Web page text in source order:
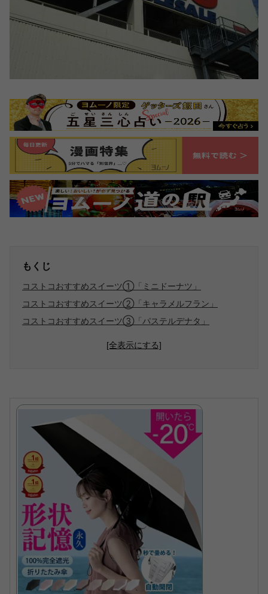
もくじ
コストコおすすめスイーツ①「ミニドーナツ」
コストコおすすめスイーツ②「キャラメルフラン」
コストコおすすめスイーツ③「パステルデナタ」
[全表示にする]